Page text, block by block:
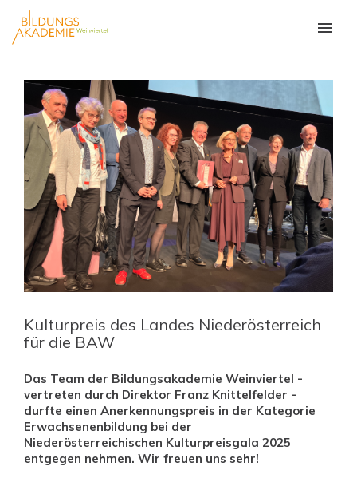
Kulturpreis des Landes Niederösterreich
für die BAW
Das Team der Bildungsakademie Weinviertel -
vertreten durch Direktor Franz Knittelfelder -
durfte einen Anerkennungspreis in der Kategorie
Erwachsenenbildung bei der
Niederösterreichischen Kulturpreisgala 2025
entgegen nehmen. Wir freuen uns sehr!